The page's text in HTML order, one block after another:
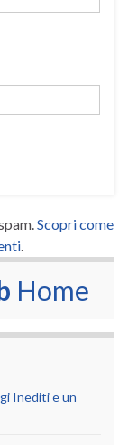
Scopri come
.
Home
Inediti e un